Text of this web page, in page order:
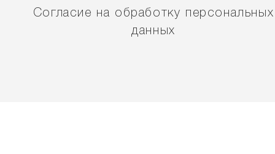
Согласие на обработку персональных
данных